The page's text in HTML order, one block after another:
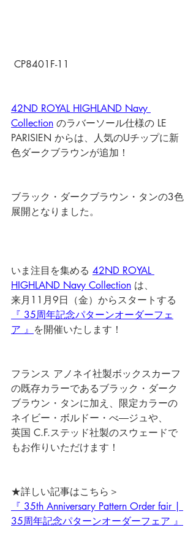
CP8401F-11
42ND ROYAL HIGHLAND Navy
Collection のラバーソール仕様の LE
PARISIEN からは、人気のUチップに新
色ダークブラウンが追加！
ブラック・ダークブラウン・タンの3色
展開となりました。
いま注目を集める 42ND ROYAL
HIGHLAND Navy Collection は、
来月11月9日（金）からスタートする
『 35周年記念パターンオーダーフェ
ア 』 を開催いたします！
フランス アノネイ社製ボックスカーフ
の既存カラーであるブラック・ダーク
ブラウン・タンに加え、限定カラーの
ネイビー・ボルドー・べ―ジュや、
英国 C.F.ステッド社製のスウェードで
もお作りいただけます！
★詳しい記事はこちら＞
『 35th Anniversary Pattern Order fair |
35周年記念パターンオーダーフェア 』